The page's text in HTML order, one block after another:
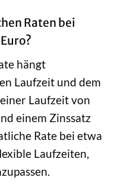
Raten bei
hängt
Laufzeit und dem
Laufzeit von
einem Zinssatz
Rate bei etwa
Laufzeiten,